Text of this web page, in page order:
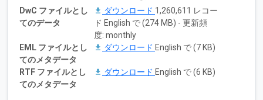
DwC ファイルとし
てのデータ
ダウンロード 1,260,611 レコー
ド English で (274 MB) - 更新頻
度: monthly
EML ファイルとし
てのメタデータ
ダウンロード English で (7 KB)
RTF ファイルとし
てのメタデータ
ダウンロード English で (6 KB)